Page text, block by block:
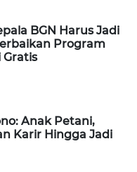
BGN Harus Jadi
Program
Gratis
Anak Petani,
Karir Hingga Jadi